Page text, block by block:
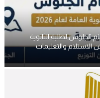
الجلوس لطلبة الثانوية